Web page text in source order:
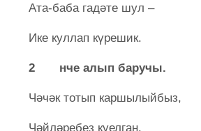
Ата-баба гадәте шул –
Ике куллап күрешик.
2 нче алып баручы.
Чәчәк тотып каршылыйбыз,
Чәйләребез куелган.